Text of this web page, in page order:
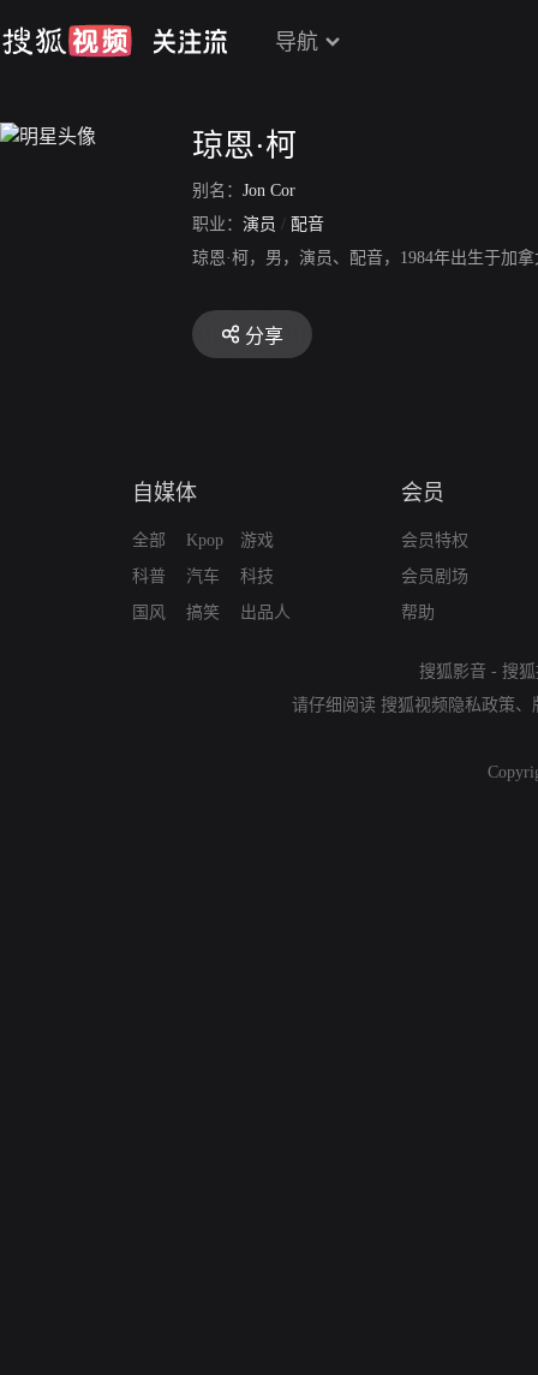
导航
琼恩·柯
别名： Jon Cor
职业： 演员 / 配音
琼恩·柯，男，演员、配音，1984年出生于加
分享
自媒体
全部
科普
国风
Kpop
汽车
搞笑
游戏
科技
出品人
会员
会员特权
会员剧场
帮助
搜狐影音 - 搜
请仔细阅读 搜狐视频隐私政策、